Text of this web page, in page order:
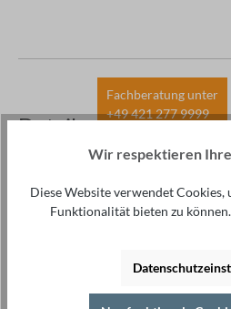
Details
Fachberatung unter
+49 421 277 9999
Beschreibung
Highlights Robustes 10KV
Isolationswiderstand bis 2TΩ
Wir respektieren
Diese Website verwendet Cookies,
Funktionalität bieten zu